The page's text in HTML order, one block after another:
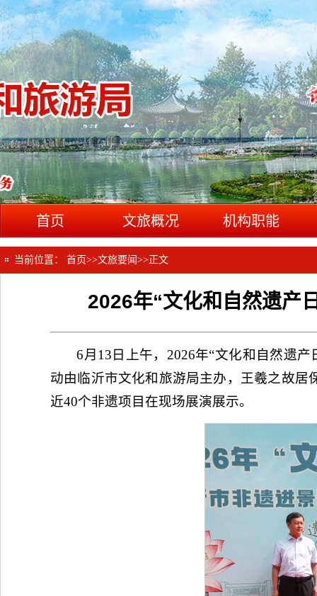
首页 文旅概况 机构职能
当前位置： 首页>>文旅要闻 >> 正文
2026年“文化和自然遗产
6月13日上午，2026年“文化和自然遗
动由临沂市文化和旅游局主办，王羲之故
近40个非遗项目在现场展演展示。